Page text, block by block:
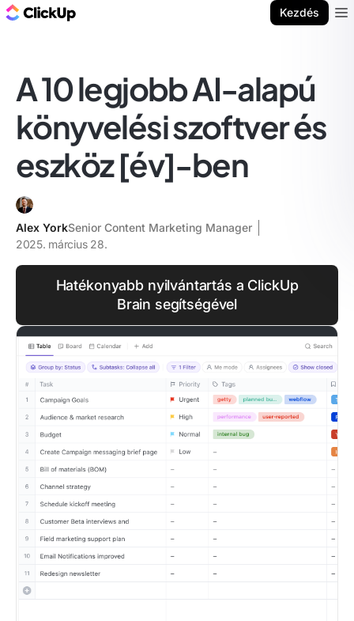
Kezdés
A 10 legjobb AI-alapú
könyvelési szoftver és
eszköz [év]-ben
Alex YorkSenior Content Marketing Manager
2025. március 28.
Hatékonyabb nyilvántartás a ClickUp
Brain segítségével